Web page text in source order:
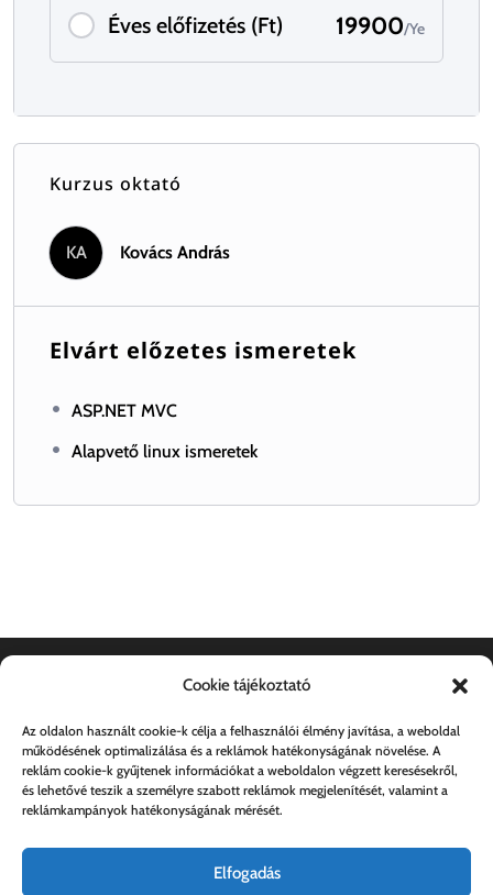
Cookie tájékoztató
Az oldalon használt cookie-k célja a felhasználói élmény javítása, a weboldal
működésének optimalizálása és a reklámok hatékonyságának növelése. A
reklám cookie-k gyűjtenek információkat a weboldalon végzett keresésekről,
és lehetővé teszik a személyre szabott reklámok megjelenítését, valamint a
reklámkampányok hatékonyságának mérését.
Elfogadás
Éves előfizetés (Ft) 19900/Ye
Kurzus oktató
KA Kovács András
Elvárt előzetes ismeretek
ASP.NET MVC
Alapvető linux ismeretek
Dokumentumok
Általános szerződési feltételek
Adatkezelési tájékoztató